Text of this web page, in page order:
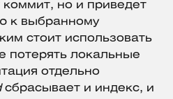
коммит, но и приведет
к выбранному
стоит использовать
потерять локальные
отдельно
сбрасывает и индекс, и